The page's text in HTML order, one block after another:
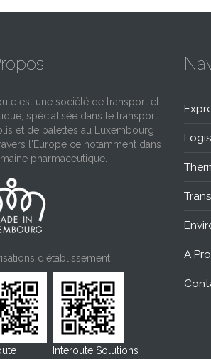
est une société de transport et
spécialisée dans le transport
et de palettes au Luxembourg
l'Europe ce notamment dans
pharmaceutique.
d'établissement :
Interoute Solutions
A